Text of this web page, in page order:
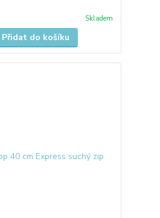
Skladem
Přidat do košíku